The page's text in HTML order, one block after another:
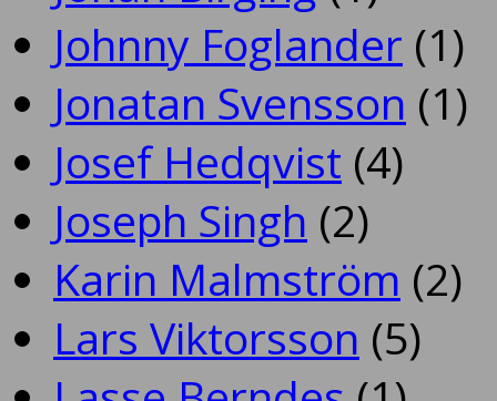
Johnny Foglander (1)
Jonatan Svensson (1)
Josef Hedqvist (4)
Joseph Singh (2)
Karin Malmström (2)
Lars Viktorsson (5)